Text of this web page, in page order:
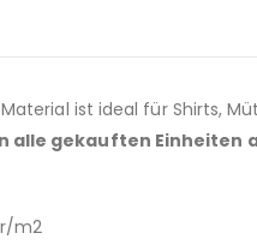
ist ideal für Shirts,
alle gekauften Einheiten
m2